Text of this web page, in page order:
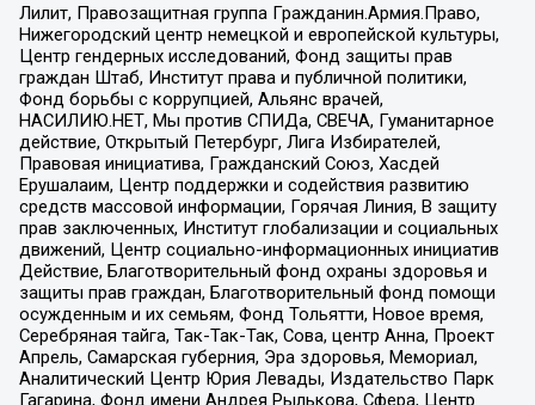
Лилит, Правозащитная группа Гражданин.Армия.Право,
Нижегородский центр немецкой и европейской культуры,
Центр гендерных исследований, Фонд защиты прав
граждан Штаб, Институт права и публичной политики,
Фонд борьбы с коррупцией, Альянс врачей,
НАСИЛИЮ.НЕТ, Мы против СПИДа, СВЕЧА, Гуманитарное
действие, Открытый Петербург, Лига Избирателей,
Правовая инициатива, Гражданский Союз, Хасдей
Ерушалаим, Центр поддержки и содействия развитию
средств массовой информации, Горячая Линия, В защиту
прав заключенных, Институт глобализации и социальных
движений, Центр социально-информационных инициатив
Действие, Благотворительный фонд охраны здоровья и
защиты прав граждан, Благотворительный фонд помощи
осужденным и их семьям, Фонд Тольятти, Новое время,
Серебряная тайга, Так-Так-Так, Сова, центр Анна, Проект
Апрель, Самарская губерния, Эра здоровья, Мемориал,
Аналитический Центр Юрия Левады, Издательство Парк
Гагарина, Фонд имени Андрея Рылькова, Сфера, Центр